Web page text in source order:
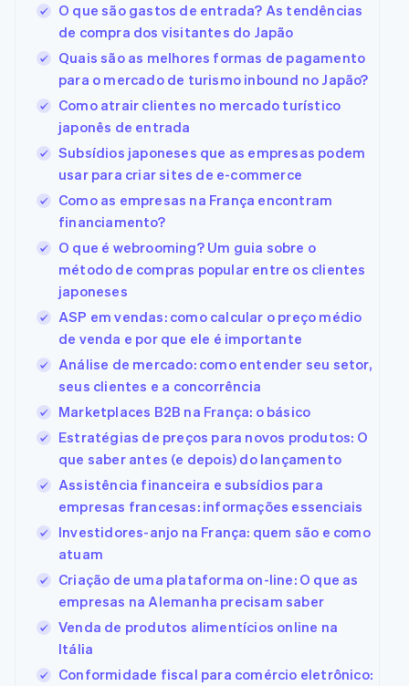
O que são gastos de entrada? As tendências
de compra dos visitantes do Japão
Quais são as melhores formas de pagamento
para o mercado de turismo inbound no Japão?
Como atrair clientes no mercado turístico
japonês de entrada
Subsídios japoneses que as empresas podem
usar para criar sites de e-commerce
Como as empresas na França encontram
financiamento?
O que é webrooming? Um guia sobre o
método de compras popular entre os clientes
japoneses
ASP em vendas: como calcular o preço médio
de venda e por que ele é importante
Análise de mercado: como entender seu setor,
seus clientes e a concorrência
Marketplaces B2B na França: o básico
Estratégias de preços para novos produtos: O
que saber antes (e depois) do lançamento
Assistência financeira e subsídios para
empresas francesas: informações essenciais
Investidores-anjo na França: quem são e como
atuam
Criação de uma plataforma on-line: O que as
empresas na Alemanha precisam saber
Venda de produtos alimentícios online na
Itália
Conformidade fiscal para comércio eletrônico: